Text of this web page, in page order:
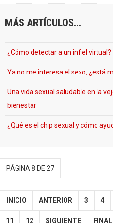
MÁS ARTÍCULOS...
¿Cómo detectar a un infiel virtual?
Ya no me interesa el sexo, ¿está
Una vida sexual saludable en la
bienestar
¿Qué es el chip sexual y cómo
PÁGINA 8 DE 27
INICIO ANTERIOR 3 4
11 12 SIGUIENTE FINAL